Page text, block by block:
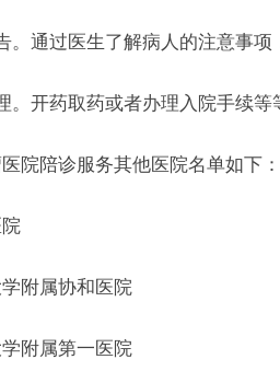
通过医生了解病人的注意事项
开药取药或者办理入院手续等
陪诊服务其他医院名单如下：
附属协和医院
附属第一医院